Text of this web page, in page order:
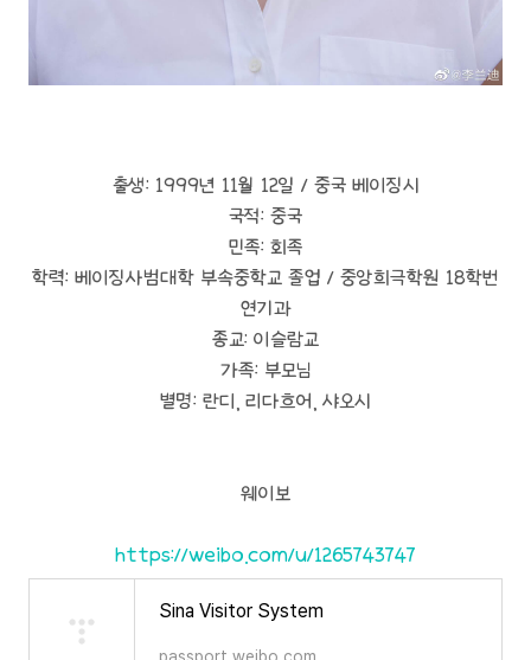
출생: 1999년 11월 12일 / 중국 베이징시
국적: 중국
민족: 회족
학력: 베이징사범대학 부속중학교 졸업 / 중앙희극학원 18학번
연기과
종교: 이슬람교
가족: 부모님
별명: 란디, 리다흐어, 샤오시
웨이보
https://weibo.com/u/1265743747
Sina Visitor System